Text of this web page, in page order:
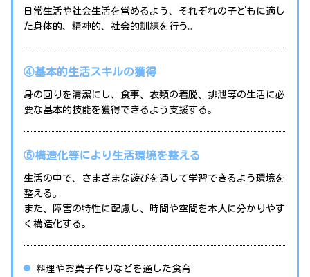
日常生活や社会生活を営めるよう、それぞれの子どもに適し
た身体的、精神的、社会的訓練を行う。
④基本的生活スキルの獲得
身の回りを清潔にし、食事、衣類の着脱、排泄等の生活に必
要な基本的技能を獲得できるよう支援する。
⑤構造化等により生活環境を整える
生活の中で、さまざまな遊びを通して学習できるよう環境を
整える。
また、障害の特性に配慮し、時間や空間を本人に分かりやす
く構造化する。
料理やお菓子作りなどを通した食育